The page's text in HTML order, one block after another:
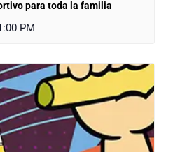
para toda la familia
PM